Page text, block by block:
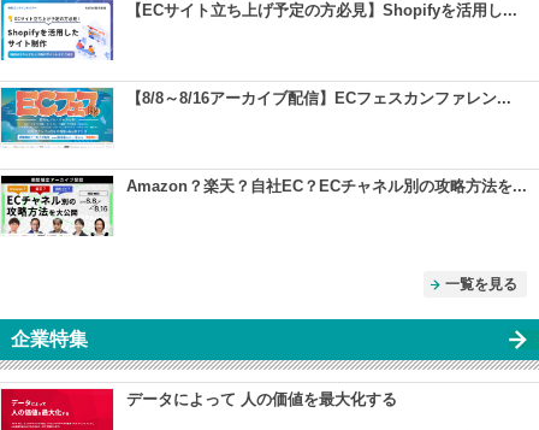
【ECサイト立ち上げ予定の方必見】Shopifyを活用し...
【8/8～8/16アーカイブ配信】ECフェスカンファレン...
Amazon？楽天？自社EC？ECチャネル別の攻略方法を...
一覧を見る
企業特集
データによって 人の価値を最大化する